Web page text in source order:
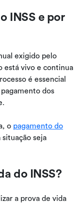
INSS e por
exigido pelo
está vivo e continua
é essencial
dos
o pagamento do
seja
do INSS?
a prova de vida